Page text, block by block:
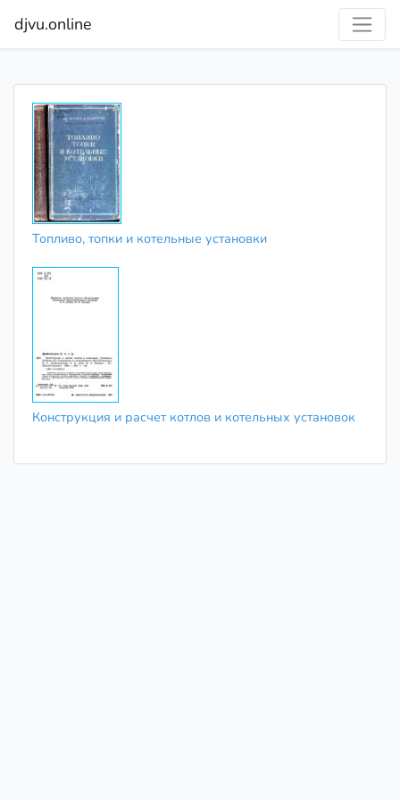
djvu.online
Топливо, топки и котельные установки
Конструкция и расчет котлов и котельных установок